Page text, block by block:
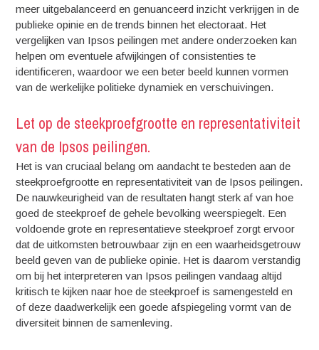
meer uitgebalanceerd en genuanceerd inzicht verkrijgen in de
publieke opinie en de trends binnen het electoraat. Het
vergelijken van Ipsos peilingen met andere onderzoeken kan
helpen om eventuele afwijkingen of consistenties te
identificeren, waardoor we een beter beeld kunnen vormen
van de werkelijke politieke dynamiek en verschuivingen.
Let op de steekproefgrootte en representativiteit
van de Ipsos peilingen.
Het is van cruciaal belang om aandacht te besteden aan de
steekproefgrootte en representativiteit van de Ipsos peilingen.
De nauwkeurigheid van de resultaten hangt sterk af van hoe
goed de steekproef de gehele bevolking weerspiegelt. Een
voldoende grote en representatieve steekproef zorgt ervoor
dat de uitkomsten betrouwbaar zijn en een waarheidsgetrouw
beeld geven van de publieke opinie. Het is daarom verstandig
om bij het interpreteren van Ipsos peilingen vandaag altijd
kritisch te kijken naar hoe de steekproef is samengesteld en
of deze daadwerkelijk een goede afspiegeling vormt van de
diversiteit binnen de samenleving.